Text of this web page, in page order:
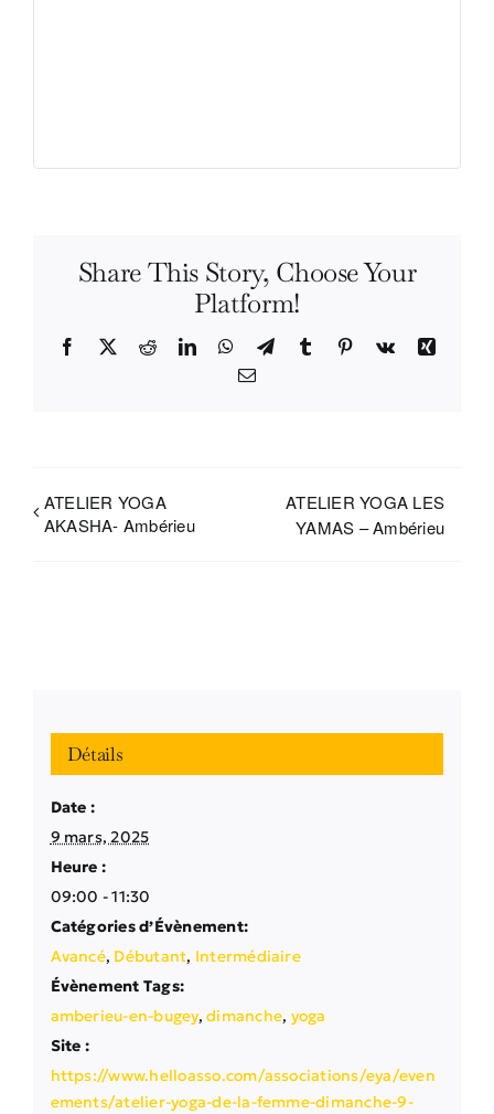
Share This Story, Choose Your
Platform!
Facebook
X RedditLinkedInWhatsApp
TelegramTumblr Pinterest
Vk
Xing
Email
ATELIER YOGA
AKASHA- Ambérieu
ATELIER YOGA LES
YAMAS – Ambérieu
Détails
Date :
9 mars, 2025
Heure :
09:00 - 11:30
Catégories d’Évènement:
Avancé, Débutant, Intermédiaire
Évènement Tags:
amberieu-en-bugey,dimanche, yoga
Site :
https://www.helloasso.com/associations/eya/even
ements/atelier-yoga-de-la-femme-dimanche-9-